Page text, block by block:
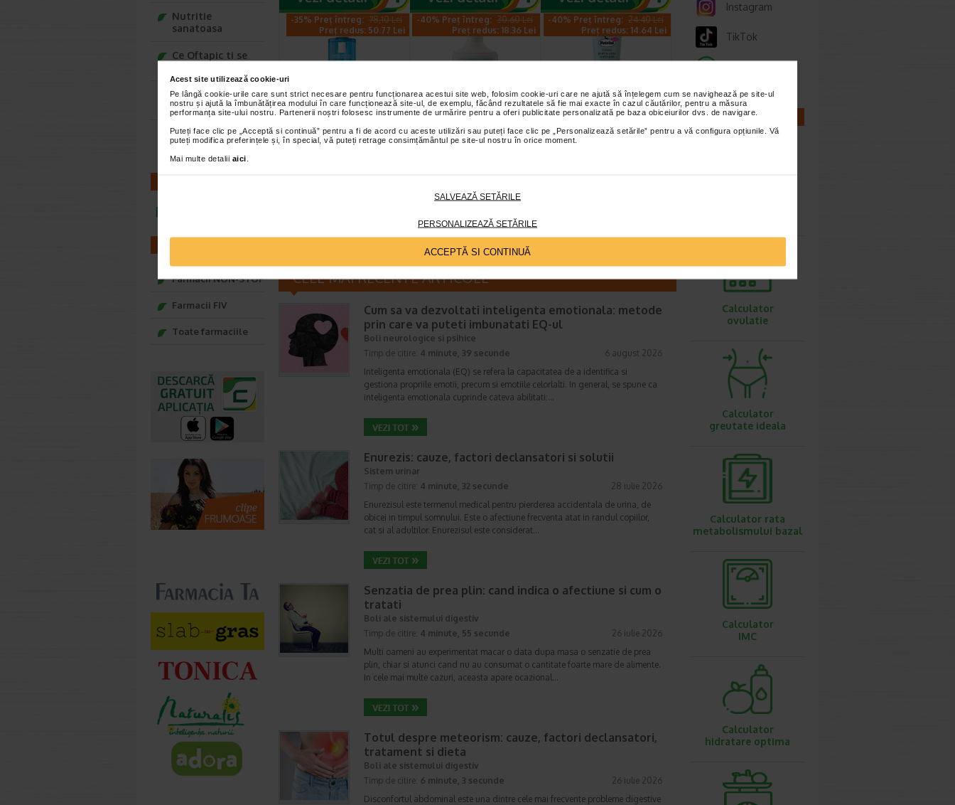
Acest site utilizează cookie-uri
Pe lângă cookie-urile care sunt strict necesare pentru funcționarea acestui site web, folosim cookie-uri care ne ajută să înțelegem cum se navighează pe site-ul
nostru și ajută la îmbunătățirea modului în care funcționează site-ul, de exemplu, făcând rezultatele să fie mai exacte în cazul căutărilor, pentru a măsura
performanța site-ului nostru. Partenerii noștri folosesc instrumente de urmărire pentru a oferi publicitate personalizată pe baza obiceiurilor dvs. de navigare.
Puteți face clic pe „Acceptă si continuă” pentru a fi de acord cu aceste utilizări sau puteți face clic pe „Personalizează setările” pentru a vă configura opțiunile. Vă
puteți modifica preferințele și, în special, vă puteți retrage consimțământul pe site-ul nostru în orice moment.
Mai multe detalii aici
SALVEAZĂ SETĂRILE
PERSONALIZEAZĂ SETĂRILE
ACCEPTĂ SI CONTINUĂ
-35% Preț întreg: 78,10 Lei
Preț redus: 50.77 Lei
La Roche Posay
Lipikar gel spalare
-40% Preț întreg: 30.60 Lei
Preț redus: 18.36 Lei
Gerovital Kids Gel
spalare corp si par
Respecta pH-ul pielii; Cu…
-40% Preț întreg: 24.40 Lei
Preț redus: 14.64 Lei
Gerovital Kids
Petrini Forte crema
CELE MAI RECENTE ARTICOLE
Cum sa va dezvoltati inteligenta emotionala: metode
prin care va puteti imbunatati EQ-ul
Boli neurologice si psihice
Timp de citire: 4 minute, 39 secunde
6 august 2026
Inteligenta emotionala (EQ) se refera la capacitatea de a identifica si
gestiona propriile emotii, precum si emotiile celorlalti. In general, se spune ca
inteligenta emotionala cuprinde cateva abilitati:…
Enurezis: cauze, factori declansatori si solutii
Sistem urinar
Timp de citire: 4 minute, 32 secunde
28 iulie 2026
Enurezisul este termenul medical pentru pierderea accidentala de urina, de
obicei in timpul somnului. Este o afectiune frecventa atat in randul copiilor,
cat si al adultilor. Enurezisul este considerat…
Senzatia de prea plin: cand indica o afectiune si cum o
tratati
Boli ale sistemului digestiv
Timp de citire: 4 minute, 55 secunde
26 iulie 2026
Multi oameni au experimentat macar o data dupa masa o senzatie de prea
plin, chiar si atunci cand nu au consumat o cantitate foarte mare de alimente.
In cele mai multe cazuri, aceasta apare ocazional…
Totul despre meteorism: cauze, factori declansatori,
tratament si dieta
Boli ale sistemului digestiv
Timp de citire: 6 minute, 3 secunde
26 iulie 2026
Disconfortul abdominal este una dintre cele mai frecvente probleme digestive
Nutritie
sanatoasa
Ce Oftapic ti se
Adora – Adorabili
din prima clipa
Seturi cadou
Baylis&Harding
Farmacii NON-STOP
Farmacii FIV
Toate farmaciile
Instagram
TikTok
CALCULATOARE
Calculator
ovulatie
Calculator
greutate ideala
Calculator rata
metabolismului bazal
Calculator
IMC
Calculator
hidratare optima